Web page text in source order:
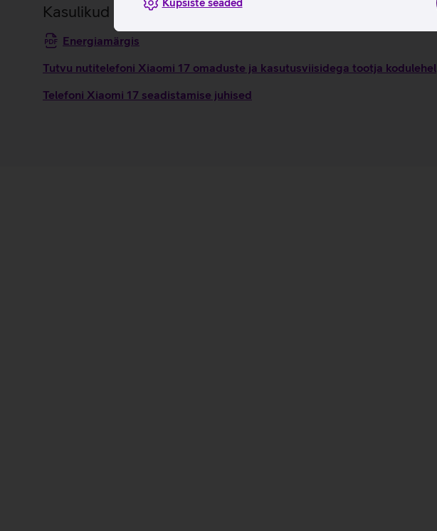
Kasulikud lingid
Energiamärgis
Tutvu nutitelefoni Xiaomi 17 omaduste ja kasutusviisidega tootja kodulehel
Telefoni Xiaomi 17 seadistamise juhised